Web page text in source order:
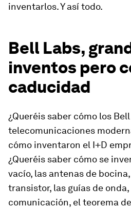
inventarlos. Y así todo.
Bell Labs,
inventos pero
caducidad
¿Queréis saber cómo los
telecomunicaciones
cómo inventaron el I+D
¿Queréis saber cómo se
vacío, las antenas de
transistor, las guías de
comunicación, el teorema